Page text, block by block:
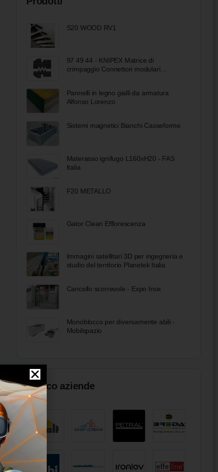
S20 WOOD RV1
97 49 44 - KNIPEX Matrice di
crimpaggio Connettori modulari
Pannelli in legno gialli da armatura
Alfonso Lorenzo
Sistemi magnetici Bianchi Casseforme
Materasso ignifugo L160xH20 - FAS
Italia
F20 METALLO
Gator Clean Efflorescenza
Immagini satellitari 3D per ingegneria e
studio del territorio Planetek Italia
Cancello scorrevole - Expo Inox
Monoblocco per diversamente abili -
Mobilspazio
Elenco aziende